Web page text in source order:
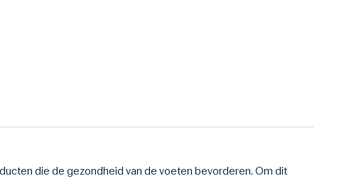
die de gezondheid van de voeten bevorderen. Om dit